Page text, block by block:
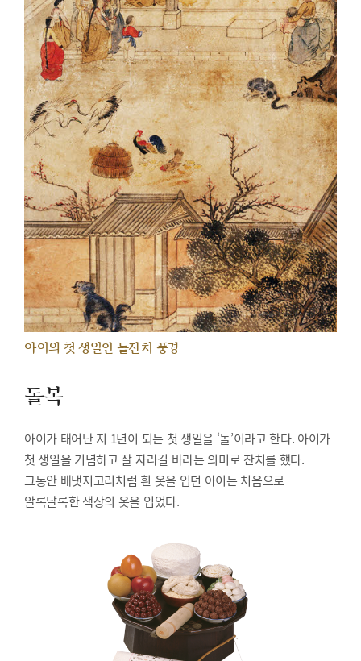
아이의 첫 생일인 돌잔치 풍경
돌복
아이가 태어난 지 1년이 되는 첫 생일을 ‘돌’이라고 한다. 아이가
첫 생일을 기념하고 잘 자라길 바라는 의미로 잔치를 했다.
그동안 배냇저고리처럼 흰 옷을 입던 아이는 처음으로
알록달록한 색상의 옷을 입었다.